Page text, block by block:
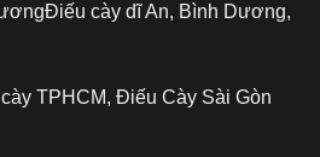
Điếu cày dĩ An, Bình Dương,
TPHCM, Điếu Cày Sài Gòn